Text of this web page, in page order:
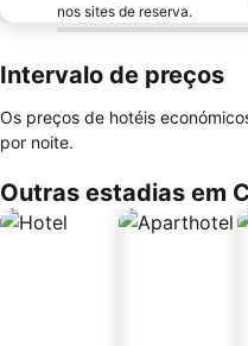
nos sites de reserva.
Intervalo de preços
Os preços de hotéis
por noite.
Outras estadias em